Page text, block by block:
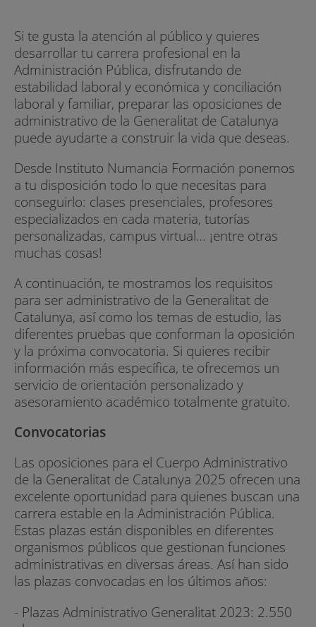
Si te gusta la atención al público y quieres
desarrollar tu carrera profesional en la
Administración Pública, disfrutando de
estabilidad laboral y económica y conciliación
laboral y familiar, preparar las oposiciones de
administrativo de la Generalitat de Catalunya
puede ayudarte a construir la vida que deseas.
Desde Instituto Numancia Formación ponemos
a tu disposición todo lo que necesitas para
conseguirlo: clases presenciales, profesores
especializados en cada materia, tutorías
personalizadas, campus virtual… ¡entre otras
muchas cosas!
A continuación, te mostramos los requisitos
para ser administrativo de la Generalitat de
Catalunya, así como los temas de estudio, las
diferentes pruebas que conforman la oposición
y la próxima convocatoria. Si quieres recibir
información más específica, te ofrecemos un
servicio de orientación personalizado y
asesoramiento académico totalmente gratuito.
Convocatorias
Las oposiciones para el Cuerpo Administrativo
de la Generalitat de Catalunya 2025 ofrecen una
excelente oportunidad para quienes buscan una
carrera estable en la Administración Pública.
Estas plazas están disponibles en diferentes
organismos públicos que gestionan funciones
administrativas en diversas áreas. Así han sido
las plazas convocadas en los últimos años:
- Plazas Administrativo Generalitat 2023: 2.550